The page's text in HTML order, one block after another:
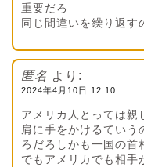
重要だろ
同じ間違いを繰り返す
匿名 より:
2024年4月10日 12:10
アメリカ人とっては親
肩に手をかけるていう
ろだろしかも一国の首
でもアメリカでも相手